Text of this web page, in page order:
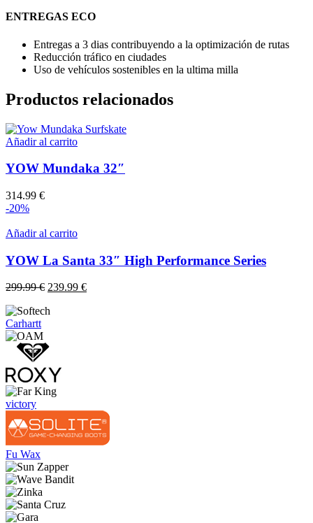
ENTREGAS ECO
Entregas a 3 dias contribuyendo a la optimización de rutas
Reducción tráfico en ciudades
Uso de vehículos sostenibles en la ultima milla
Productos relacionados
Añadir al carrito
YOW Mundaka 32″
314.99 €
-20%
Añadir al carrito
YOW La Santa 33″ High Performance Series
299.99€ El
original
239.99 €El
Carhartt
victory
Fu Wax